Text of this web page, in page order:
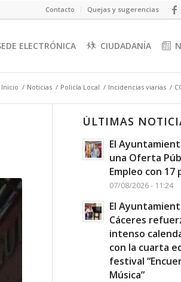
Contacto Quejas y sugerencias
ELECTRÓNICA CIUDADANÍA
Inicio / Noticias / Policía Local / Incidencias viarias /
ÚLTIMAS
El
una Oferta
Empleo con 17
07/08/2026 - 11:24
El
Cáceres
intenso
con la cuarta
festival
Música”